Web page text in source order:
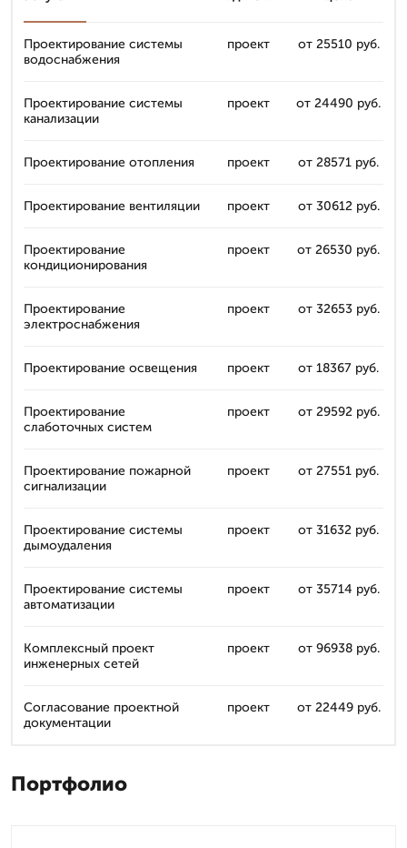
Проектирование системы
водоснабжения
проект от 25510 руб.
Проектирование системы
канализации
проект от 24490 руб.
Проектирование отопления проект от 28571 руб.
Проектирование вентиляции проект от 30612 руб.
Проектирование
кондиционирования
проект от 26530 руб.
Проектирование
электроснабжения
проект от 32653 руб.
Проектирование освещения проект от 18367 руб.
Проектирование
слаботочных систем
проект от 29592 руб.
Проектирование пожарной
сигнализации
проект от 27551 руб.
Проектирование системы
дымоудаления
проект от 31632 руб.
Проектирование системы
автоматизации
проект от 35714 руб.
Комплексный проект
инженерных сетей
проект от 96938 руб.
Согласование проектной
документации
проект от 22449 руб.
Портфолио